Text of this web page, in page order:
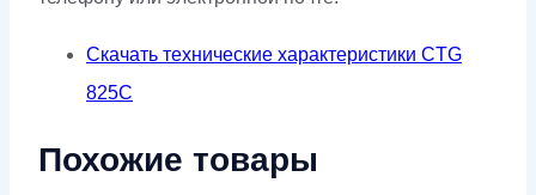
Скачать технические характеристики CTG
825C
Похожие товары